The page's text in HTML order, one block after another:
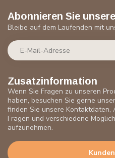
Zusatzinformation
Wenn Sie Fragen zu unseren
haben, besuchen Sie gerne
finden Sie unsere
Fragen und verschiedene
aufzunehmen.
Abonnieren Sie
Bleibe auf dem Laufenden mit